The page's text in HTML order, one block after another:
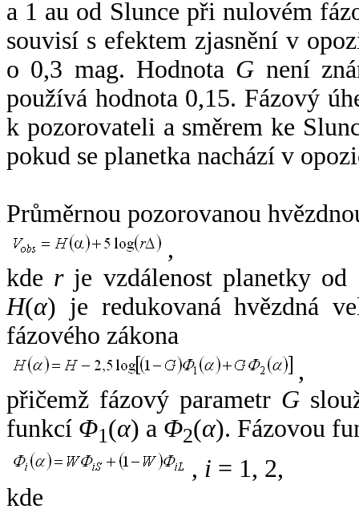
a 1 au od Slunce při nulovém
souvisí s efektem zjasnění v
o 0,3 mag. Hodnota G není
používá hodnota 0,15. Fázový
k pozorovateli a směrem ke
pokud se planetka nachází v
Průměrnou pozorovanou
,
kde rje vzdálenost planetky od
H(α) je redukovaná hvězdná
fázového zákona
,
přičemž fázový parametr G
funkcí Φ1(α) a Φ2(α). Fázovou
, i = 1, 2,
kde